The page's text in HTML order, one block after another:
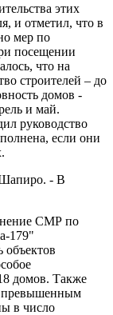
этих
и отметил, что в
мер по
посещении
что на
строителей – до
домов -
и май.
руководство
если они
Шапиро. - В
СМР по
179"
объектов
домов. Также
превышенным
в число